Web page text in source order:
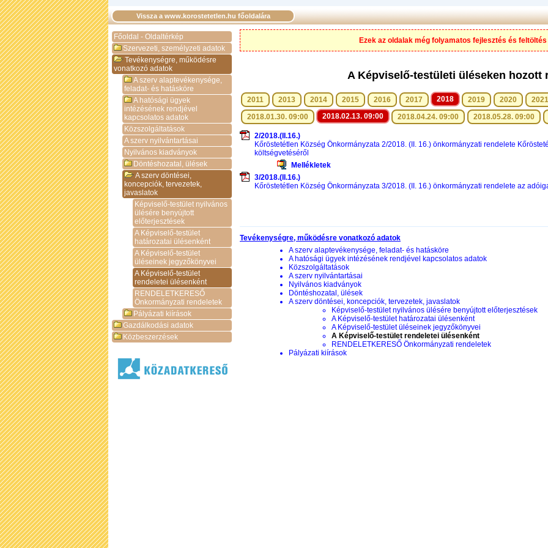
Vissza a www.korostetetlen.hu főoldalára
Főoldal - Oldaltérkép
Szervezeti, személyzeti adatok
Tevékenységre, működésre
vonatkozó adatok
A szerv alaptevékenysége,
feladat- és hatásköre
A hatósági ügyek
intézésének rendjével
kapcsolatos adatok
Közszolgáltatások
A szerv nyilvántartásai
Nyilvános kiadványok
Döntéshozatal, ülések
A szerv döntései,
koncepciók, tervezetek,
javaslatok
Képviselő-testület nyilvános
ülésére benyújtott
előterjesztések
A Képviselő-testület
határozatai ülésenként
A Képviselő-testület
üléseinek jegyzőkönyvei
A Képviselő-testület
rendeletei ülésenként
RENDELETKERESŐ
Önkormányzati rendeletek
Pályázati kiírások
Gazdálkodási adatok
Közbeszerzések
Ezek az oldalak még folyamatos fejlesztés és
A Képviselő-testületi üléseken hozott
2011 2013 2014 2015 2016 2017 2018 2019 2020
2021
2018.01.30. 09:00
2018.02.13. 09:00 2018.04.24. 09:00 2018.05.28. 09:00
2/2018.(II.16.)
Kőröstetétlen Község Önkormányzata 2/2018. (II. 16.) önkormányzati rendelete
költségvetéséről
Mellékletek
3/2018.(II.16.)
Kőröstetétlen Község Önkormányzata 3/2018. (II. 16.) önkormányzati rendelete az
Tevékenységre, működésre vonatkozó adatok
A szerv alaptevékenysége, feladat- és hatásköre
A hatósági ügyek intézésének rendjével kapcsolatos adatok
Közszolgáltatások
A szerv nyilvántartásai
Nyilvános kiadványok
Döntéshozatal, ülések
A szerv döntései, koncepciók, tervezetek, javaslatok
Képviselő-testület nyilvános ülésére benyújtott előterjesztések
A Képviselő-testület határozatai ülésenként
A Képviselő-testület üléseinek jegyzőkönyvei
A Képviselő-testület rendeletei ülésenként
RENDELETKERESŐ Önkormányzati rendeletek
Pályázati kiírások